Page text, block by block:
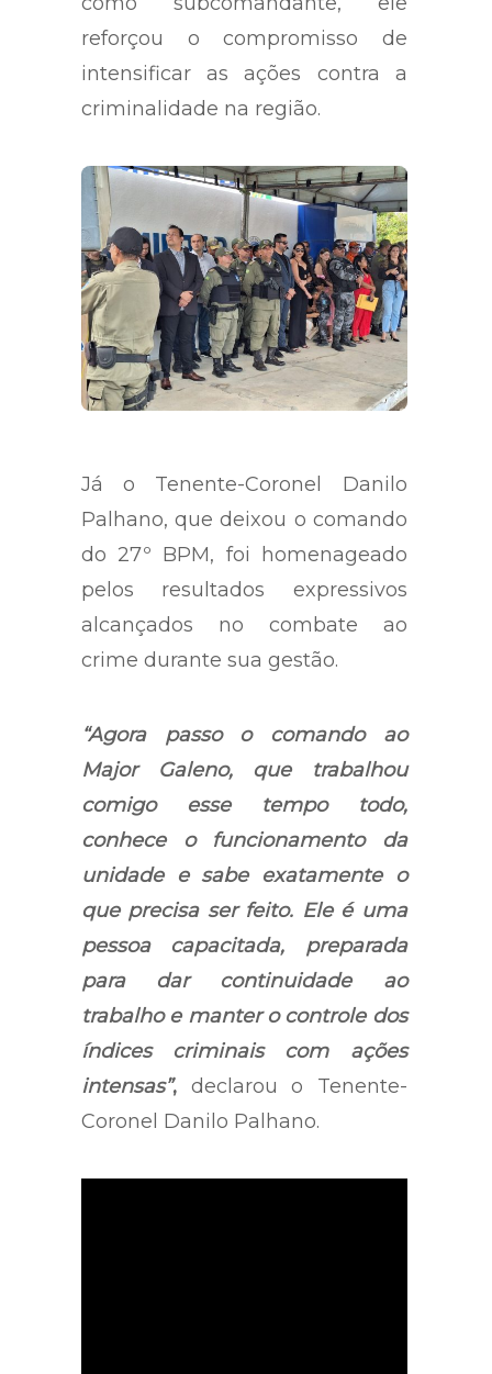
reforçou o compromisso de
intensificar as ações contra a
criminalidade na região.
Já o Tenente-Coronel Danilo
Palhano, que deixou o comando
do 27º BPM, foi homenageado
pelos resultados expressivos
alcançados no combate ao
crime durante sua gestão.
“Agora passo o comando ao
Major Galeno, que trabalhou
comigo esse tempo todo,
conhece o funcionamento da
unidade e sabe exatamente o
que precisa ser feito. Ele é uma
pessoa capacitada, preparada
para dar continuidade ao
trabalho e manter o controle dos
índices criminais com ações
intensas”, declarou o Tenente-
Coronel Danilo Palhano.